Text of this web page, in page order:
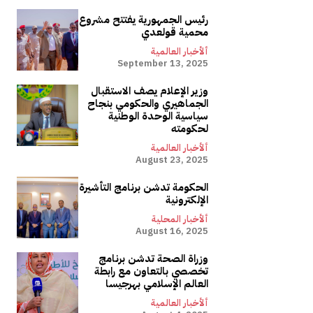
رئيس الجمهورية يفتتح مشروع
محمية قولعدي
ألأخبار العالمية
September 13, 2025
وزير الإعلام يصف الاستقبال
الجماهيري والحكومي بنجاح
سياسية الوحدة الوطنية
لحكومته
ألأخبار العالمية
August 23, 2025
الحكومة تدشن برنامج التأشيرة
الإلكترونية
ألأخبار المحلية
August 16, 2025
وزراة الصحة تدشن برنامج
تخصصي بالتعاون مع رابطة
العالم الإسلامي بهرجيسا
ألأخبار العالمية